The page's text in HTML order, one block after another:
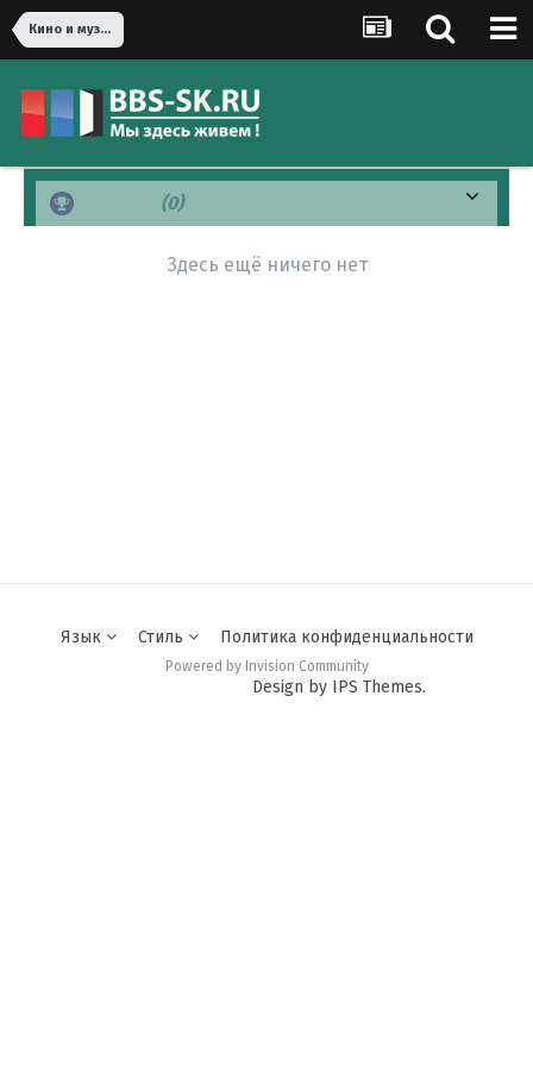
Кино и музыка
(0)
Здесь ещё ничего нет
Язык Стиль Политика конфиденциальности
Powered by Invision Community
Design by IPS Themes.